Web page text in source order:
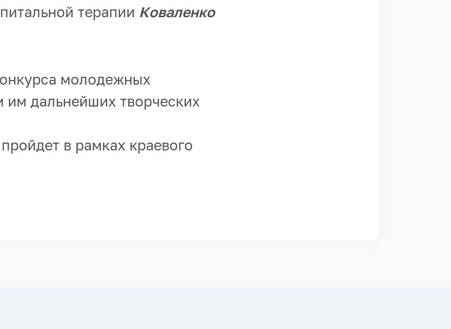
терапии Коваленко
молодежных
дальнейших творческих
в рамках краевого